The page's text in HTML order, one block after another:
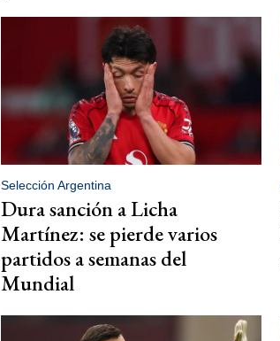
Selección Argentina
Dura sanción a Licha
Martínez: se pierde varios
partidos a semanas del
Mundial